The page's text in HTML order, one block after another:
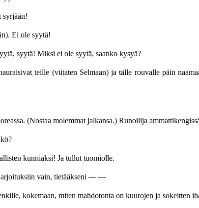
Ei ole syytä!
syytä! Miksi ei ole syytä, saanko kysyä?
teille (viitaten Selmaan) ja tälle rouvalle päin
(Nostaa molemmat jalkansa.) Runoilija
kunniaksi! Ja tullut tuomiolle.
vain, tietääkseni — —
kokemaan, miten mahdotonta on kuurojen ja sokeitten